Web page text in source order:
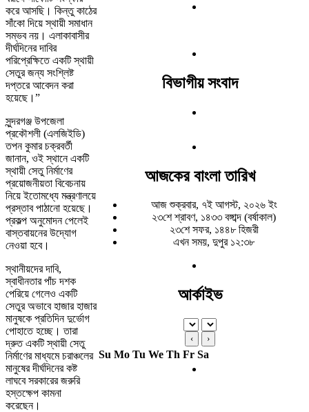
করে আসছি। কিন্তু কাঠের
সাঁকো দিয়ে স্থায়ী সমাধান
সম্ভব নয়। এলাকাবাসীর
দীর্ঘদিনের দাবির
পরিপ্রেক্ষিতে একটি স্থায়ী
সেতুর জন্য সংশ্লিষ্ট
দপ্তরে আবেদন করা
হয়েছে।”
সুন্দরগঞ্জ উপজেলা
প্রকৌশলী (এলজিইডি)
তপন কুমার চক্রবর্তী
জানান, ওই স্থানে একটি
স্থায়ী সেতু নির্মাণের
প্রয়োজনীয়তা বিবেচনায়
নিয়ে ইতোমধ্যে মন্ত্রণালয়ে
প্রস্তাব পাঠানো হয়েছে।
প্রকল্প অনুমোদন পেলেই
বাস্তবায়নের উদ্যোগ
নেওয়া হবে।
স্থানীয়দের দাবি,
স্বাধীনতার পাঁচ দশক
পেরিয়ে গেলেও একটি
সেতুর অভাবে হাজার হাজার
মানুষকে প্রতিদিন দুর্ভোগ
পোহাতে হচ্ছে। তারা
দ্রুত একটি স্থায়ী সেতু
নির্মাণের মাধ্যমে চরাঞ্চলের
মানুষের দীর্ঘদিনের কষ্ট
লাঘবে সরকারের জরুরি
হস্তক্ষেপ কামনা
করেছেন।
বিভাগীয় সংবাদ
আজকের বাংলা তারিখ
আজ শুক্রবার, ৭ই আগস্ট, ২০২৬ ইং
২৩শে শ্রাবণ, ১৪৩৩ বঙ্গাব্দ (বর্ষাকাল)
২৩শে সফর, ১৪৪৮ হিজরী
এখন সময়, দুপুর ১২:৩৮
আর্কাইভ
‹ ›
Su Mo Tu We Th Fr Sa